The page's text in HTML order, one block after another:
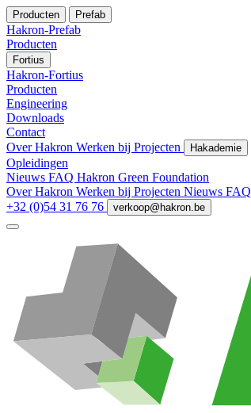
Producten Prefab
Hakron-Prefab
Producten
Fortius
Hakron-Fortius
Producten
Engineering
Downloads
Contact
Over Hakron Werken bij Projecten Hakademie
Opleidingen
Nieuws FAQ Hakron Green Foundation
Over Hakron Werken bij Projecten Nieuws FAQ
+32 (0)54 31 76 76
verkoop@hakron.be